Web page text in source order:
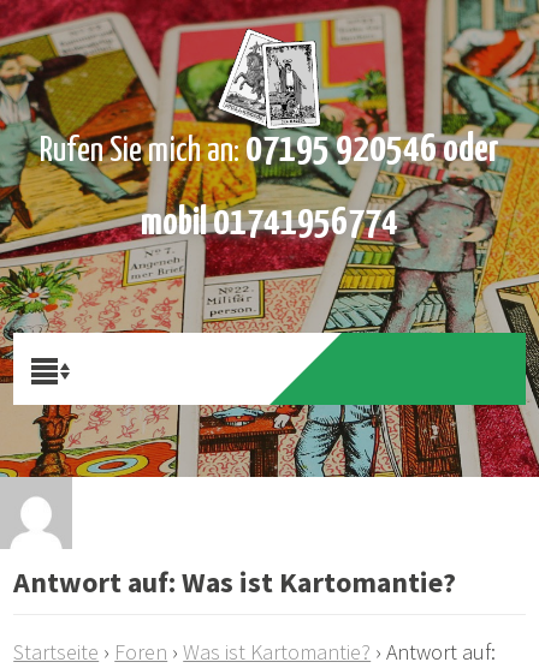
Rufen Sie mich an:07195 920546 oder
mobil 01741956774
Antwort auf: Was ist Kartomantie?
Startseite › Foren › Was ist Kartomantie? › Antwort auf: